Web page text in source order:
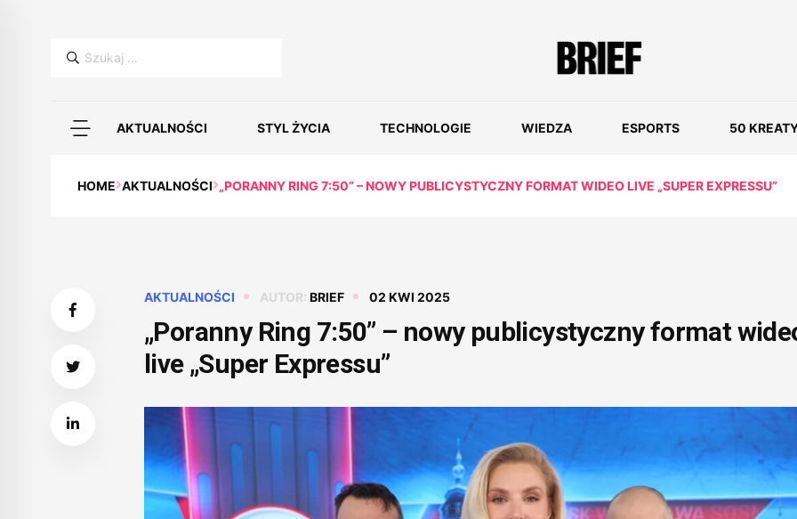
Szukaj:
AKTUALNOŚCI STYL ŻYCIA TECHNOLOGIE WIEDZA ESPORTS 50
HOME AKTUALNOŚCI „PORANNY RING 7:50” – NOWY PUBLICYSTYCZNY FORMAT WIDEO LIVE „SUPER EXPRESSU”
AKTUALNOŚCI AUTOR: BRIEF 02 KWI 2025
„Poranny Ring 7:50” – nowy publicystyczny format
live „Super Expressu”